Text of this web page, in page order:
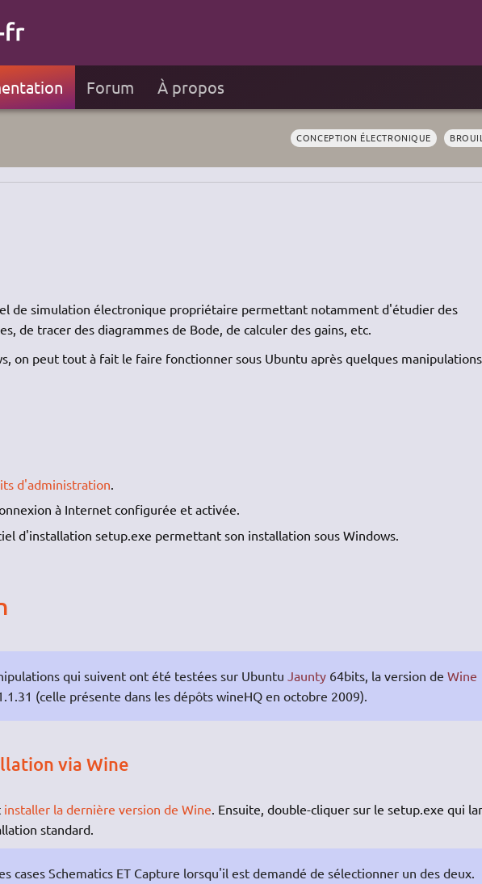
Forum À propos
CONCEPTION ÉLECTRONIQUE
de simulation électronique propriétaire permettant notamment d'étudier des
de tracer des diagrammes de Bode, de calculer des gains, etc.
on peut tout à fait le faire fonctionner sous Ubuntu après quelques
d'administration
à Internet configurée et activée.
d'installation setup.exe permettant son installation sous Windows.
qui suivent ont été testées sur Ubuntu Jaunty64bits, la version de Wine
(celle présente dans les dépôts wineHQ en octobre 2009).
via Wine
installer la dernière version de Wine . Ensuite, double-cliquer sur le setup.exe qui
standard.
cases Schematics ET Capture lorsqu'il est demandé de sélectionner un des deux.